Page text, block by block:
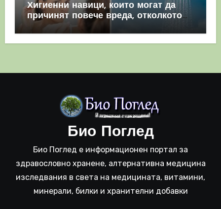
Хигиенни навици, които могат да
причинят повече вреда, отколкото
полза
Био Поглед
Био Поглед е информационен портал за
здравословно хранене, алтернативна медицина
изследвания в света на медицината, витамини,
минерали, билки и хранителни добавки